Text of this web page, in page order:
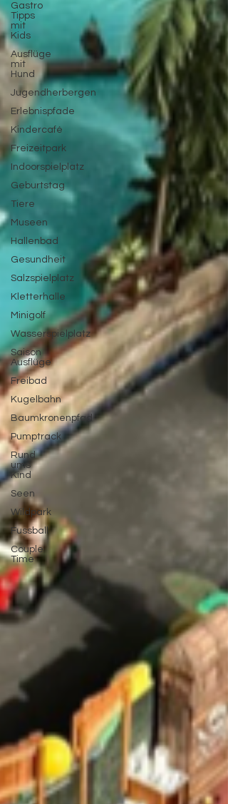
Gastro
Tipps
mit
Kids
Ausflüge
mit
Hund
Jugendherbergen
Erlebnispfade
Kindercafé
Freizeitpark
Indoorspielplatz
Geburtstag
Tiere
Museen
Hallenbad
Gesundheit
Salzspielplatz
Kletterhalle
Minigolf
Wasserspielplatz
Saison
Ausflüge
Freibad
Kugelbahn
Baumkronenpfad
Pumptrack
Rund
ums
Kind
Seen
Wildpark
Fussball
Couple
Time